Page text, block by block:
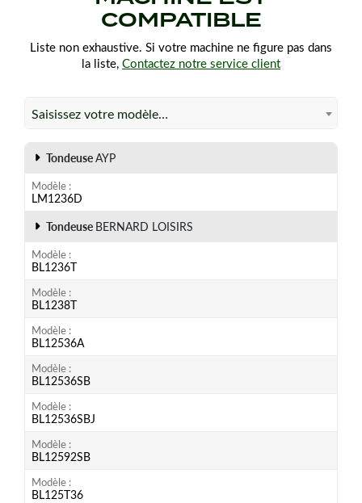
COMPATIBLE
Liste non exhaustive. Si votre machine ne figure pas dans
la liste, Contactez notre service client
Saisissez votre modèle…
TondeuseAYP
Modèle
LM1236D
Tondeuse BERNARD LOISIRS
Modèle
BL1236T
Modèle
BL1238T
Modèle
BL12536A
Modèle
BL12536SB
Modèle
BL12536SBJ
Modèle
BL12592SB
Modèle
BL125T36